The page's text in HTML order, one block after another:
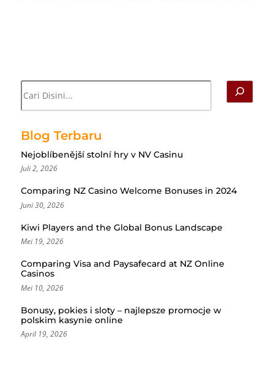
Cari
Blog Terbaru
Nejoblíbenější stolní hry v NV Casinu
Juli 2, 2026
Comparing NZ Casino Welcome Bonuses in 2024
Juni 30, 2026
Kiwi Players and the Global Bonus Landscape
Mei 19, 2026
Comparing Visa and Paysafecard at NZ Online
Casinos
Mei 10, 2026
Bonusy, pokies i sloty – najlepsze promocje w
polskim kasynie online
April 19, 2026